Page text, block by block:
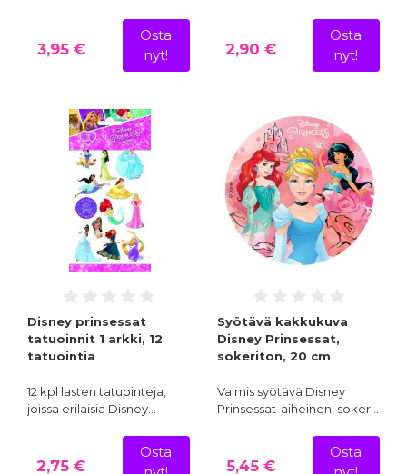
3,95 €
Osta
nyt!
2,90 €
Osta
nyt!
Disney prinsessat
tatuoinnit 1 arkki, 12
tatuointia
12 kpl lasten tatuointeja,
joissa erilaisia Disney…
2,75 €
Osta
Syötävä kakkukuva
Disney Prinsessat,
sokeriton, 20 cm
Valmis syötävä Disney
Prinsessat-aiheinen soker…
5,45 €
Osta